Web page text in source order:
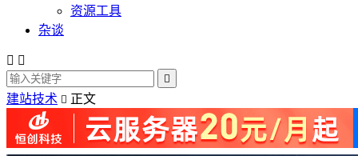
资源工具
杂谈
 

建站技术  正文